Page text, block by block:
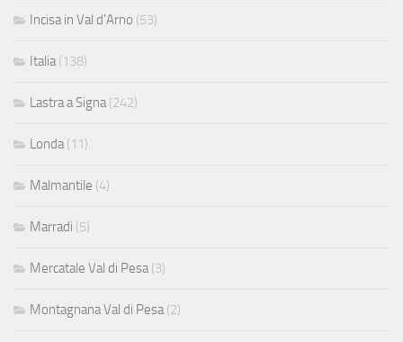
Incisa in Val d'Arno (53)
Italia(138)
Lastra a Signa(242)
Londa(11)
Malmantile (4)
Marradi (5)
Mercatale Val di Pesa(3)
Montagnana Val di Pesa(2)